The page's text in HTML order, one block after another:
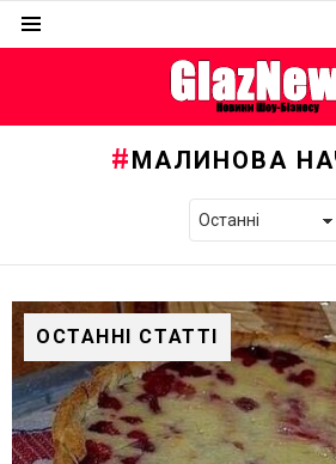
МАЛИНОВА
ОСТАННІ СТАТТІ